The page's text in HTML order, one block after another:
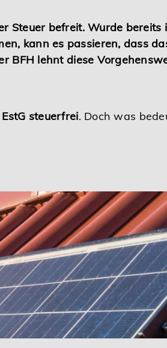
Steuer befreit. Wurde bereits
kann es passieren, dass
BFH lehnt diese
steuerfrei. Doch was